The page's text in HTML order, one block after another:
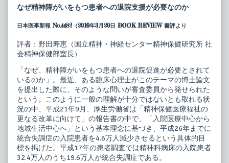
科
退
支
ビ
ギ
ナ
ー
ズ
ノ
ー
ト
published
on
posts
by
author
精
神
科
院
支
援
ギ
ナ
ー
ズ
ノ
ー
ト,
なぜ精神障がいをもつ患者への退院支援が必要なのか
日本医事新報 No.4482（2010年3月20日 BOOK REVIEW 書評より
評者：野田寿恵（国立精神・神経センター精神保健研究所 社
会精神保健部室長）
「なぜ、精神障がいをもつ患者への退院促進が必要とされて
いるのか」。最近、ある臨床心理士がこのテーマの博士論文
を提出した際に、そのような問いが審査委員から発せられた
という。このように一般の理解が十分ではないとも取れる状
況の中、平成21年9月、厚生労働省は「精神保健医療福祉の
更なる改革に向けて」の報告書の中で、「入院医療中心から
地域生活中心へ」という基本理念に基づき、平成26年までに
統合失調症の入院患者を4.6万人減少させるという具体的目
標を掲げた。平成17年の患者調査では精神科病床の入院患者
32.4万人のうち19.6万人が統合失調症である。